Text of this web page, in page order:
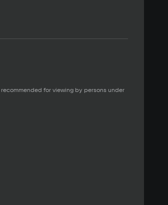
for viewing by persons under